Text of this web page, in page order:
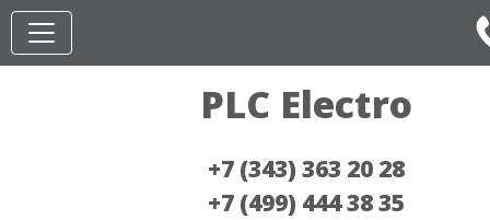
PLC Electro
+7 (343) 363 20 28
+7 (499) 444 38 35